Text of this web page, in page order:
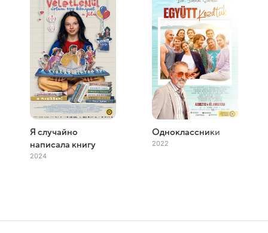
Я случайно
написала книгу
2024
Одноклассники
2022